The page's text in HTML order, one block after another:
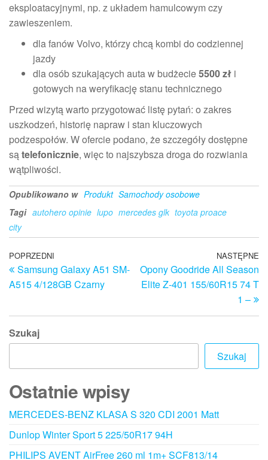
eksploatacyjnymi, np. z układem hamulcowym czy
zawieszeniem.
dla fanów Volvo, którzy chcą kombi do codziennej
jazdy
dla osób szukających auta w budżecie5500 zł i
gotowych na weryfikację stanu technicznego
Przed wizytą warto przygotować listę pytań: o zakres
uszkodzeń, historię napraw i stan kluczowych
podzespołów. W ofercie podano, że szczegóły dostępne
sątelefonicznie, więc to najszybsza droga do rozwiania
wątpliwości.
Opublikowano w Produkt Samochody osobowe
Tagi autohero opinie lupo mercedes glk toyota proace
city
Nawigacja
wpisu
Poprzedni
wpis
POPRZEDNI
Samsung Galaxy A51 SM-
A515 4/128GB Czarny
NASTĘPNE
Opony Goodride All Season
Elite Z-401 155/60R15 74 T
1 –
Szukaj
Szukaj
Ostatnie wpisy
MERCEDES-BENZ KLASA S 320 CDI 2001 Matt
Dunlop Winter Sport 5 225/50R17 94H
PHILIPS AVENT AirFree 260 ml 1m+ SCF813/14